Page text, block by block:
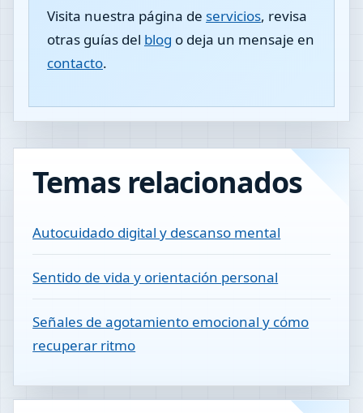
Visita nuestra página de servicios, revisa
otras guías del blog o deja un mensaje en
contacto.
Temas relacionados
Autocuidado digital y descanso mental
Sentido de vida y orientación personal
Señales de agotamiento emocional y cómo
recuperar ritmo